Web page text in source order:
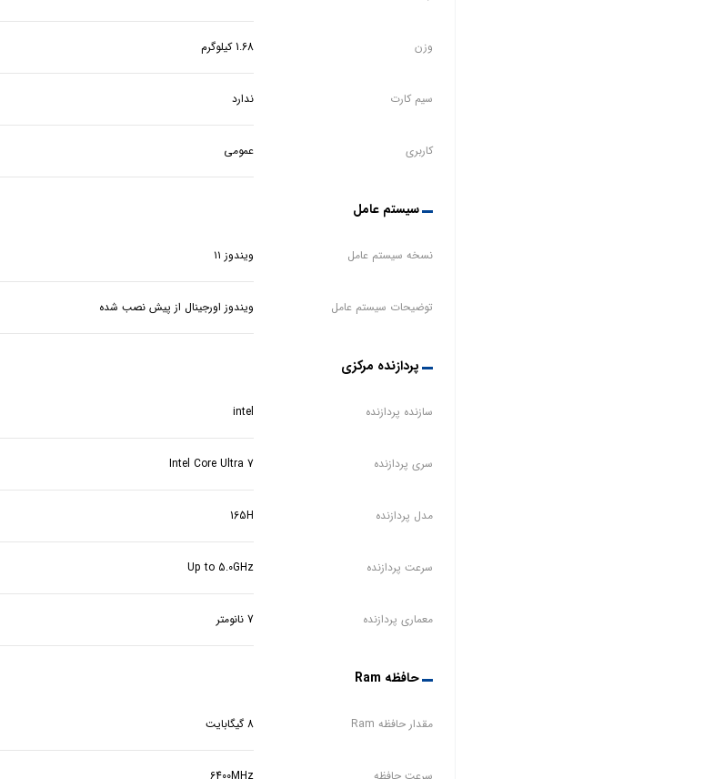
وزن 1.68 کیلوگرم
سیم کارت ندارد
کاربری عمومی
سیستم عامل
نسخه سیستم عامل ویندوز ۱۱
توضیحات سیستم عامل ویندوز اورجینال از پیش نصب شده
پردازنده مرکزی
سازنده پردازنده intel
سری پردازنده Intel Core Ultra 7
مدل پردازنده 165H
سرعت پردازنده Up to 5.0GHz
معماری پردازنده 7 نانومتر
حافظه Ram
مقدار حافظه Ram 8 گیگابایت